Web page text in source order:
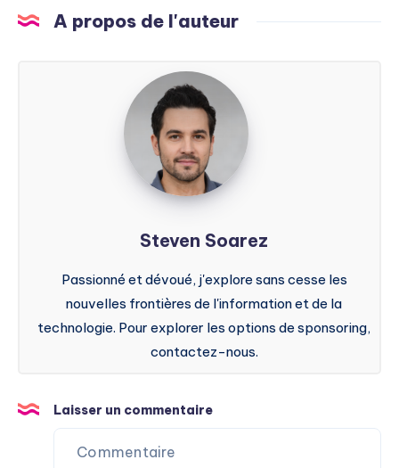
A propos de l'auteur
Steven
Soarez
Steven Soarez
Passionné et dévoué, j'explore sans cesse les
nouvelles frontières de l'information et de la
technologie. Pour explorer les options de sponsoring,
contactez-nous.
Laisser un commentaire